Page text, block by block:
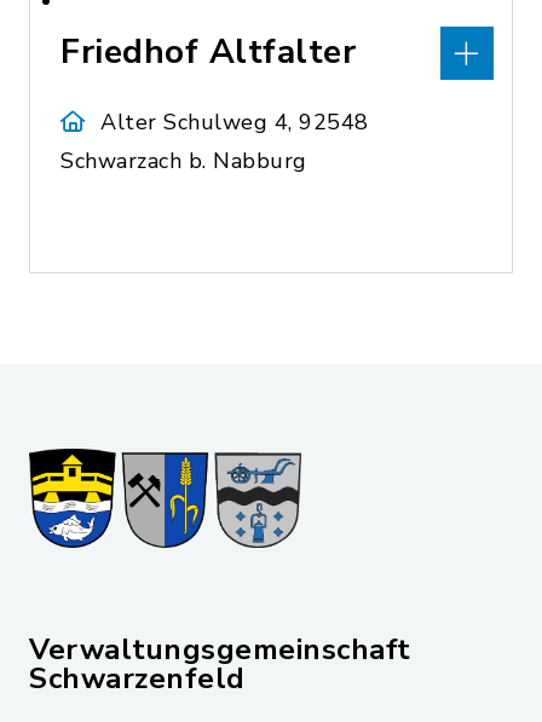
Friedhof Altfalter
Alter Schulweg 4, 92548
Schwarzach b. Nabburg
Verwaltungsgemeinschaft
Schwarzenfeld